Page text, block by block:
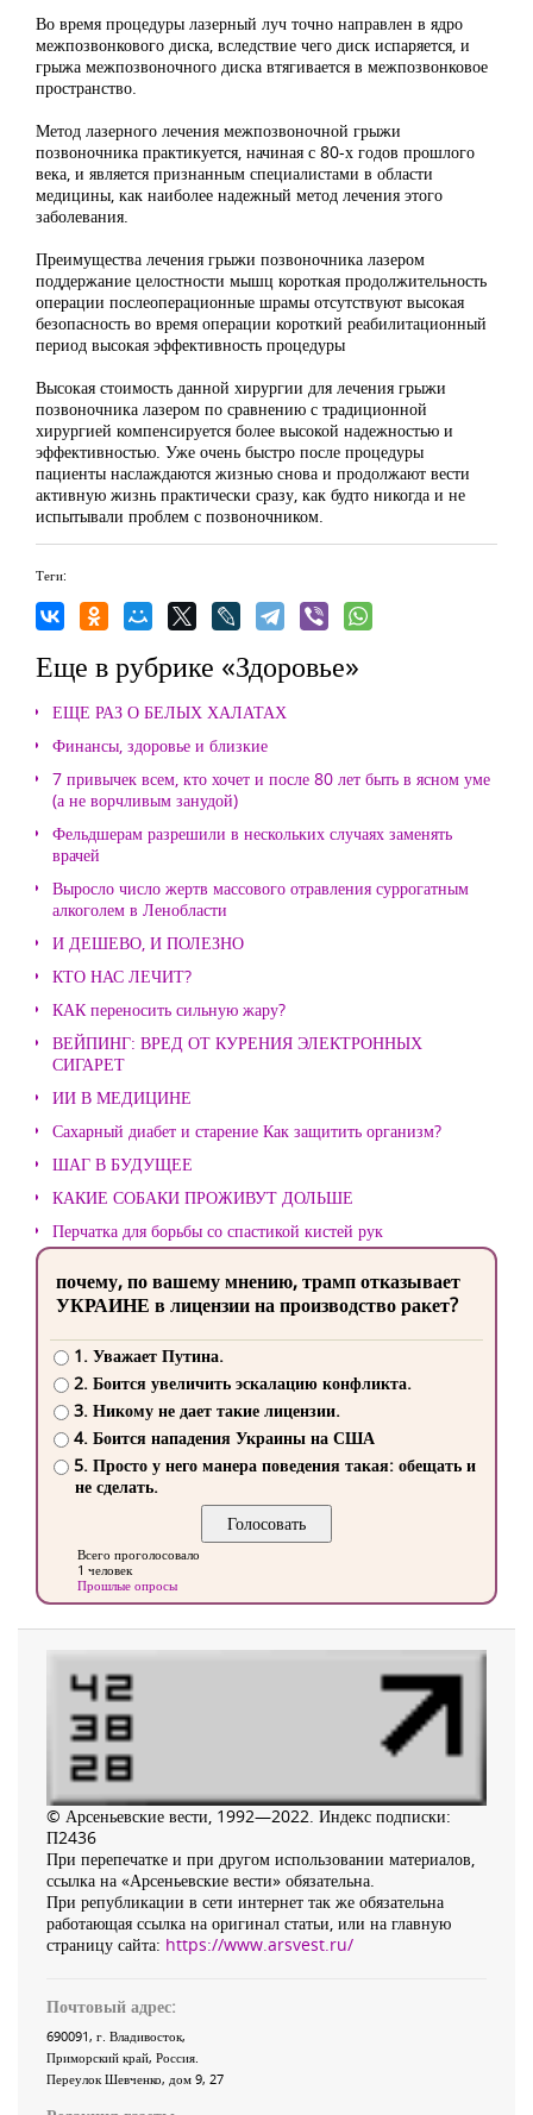
Во время процедуры лазерный луч точно направлен в ядро
межпозвонкового диска, вследствие чего диск испаряется, и
грыжа межпозвоночного диска втягивается в межпозвонковое
пространство.
Метод лазерного лечения межпозвоночной грыжи
позвоночника практикуется, начиная с 80-х годов прошлого
века, и является признанным специалистами в области
медицины, как наиболее надежный метод лечения этого
заболевания.
Преимущества лечения грыжи позвоночника лазером
поддержание целостности мышц короткая продолжительность
операции послеоперационные шрамы отсутствуют высокая
безопасность во время операции короткий реабилитационный
период высокая эффективность процедуры
Высокая стоимость данной хирургии для лечения грыжи
позвоночника лазером по сравнению с традиционной
хирургией компенсируется более высокой надежностью и
эффективностью. Уже очень быстро после процедуры
пациенты наслаждаются жизнью снова и продолжают вести
активную жизнь практически сразу, как будто никогда и не
испытывали проблем с позвоночником.
Теги:
Еще в рубрике «Здоровье»
ЕЩЕ РАЗ О БЕЛЫХ ХАЛАТАХ
Финансы, здоровье и близкие
7 привычек всем, кто хочет и после 80 лет быть в ясном уме
(а не ворчливым занудой)
Фельдшерам разрешили в нескольких случаях заменять
врачей
Выросло число жертв массового отравления суррогатным
алкоголем в Ленобласти
И ДЕШЕВО, И ПОЛЕЗНО
КТО НАС ЛЕЧИТ?
КАК переносить сильную жару?
ВЕЙПИНГ: ВРЕД ОТ КУРЕНИЯ ЭЛЕКТРОННЫХ
СИГАРЕТ
ИИ В МЕДИЦИНЕ
Сахарный диабет и старение Как защитить организм?
ШАГ В БУДУЩЕЕ
КАКИЕ СОБАКИ ПРОЖИВУТ ДОЛЬШЕ
Перчатка для борьбы со спастикой кистей рук
почему, по вашему мнению, трамп отказывает
УКРАИНЕ в лицензии на производство ракет?
1. Уважает Путина.
2. Боится увеличить эскалацию конфликта.
3. Никому не дает такие лицензии.
4. Боится нападения Украины на США
5. Просто у него манера поведения такая: обещать и
не сделать.
Всего проголосовало
1 человек
Прошлые опросы
© Арсеньевские вести, 1992—2022. Индекс подписки:
П2436
При перепечатке и при другом использовании материалов,
ссылка на «Арсеньевские вести» обязательна.
При републикации в сети интернет так же обязательна
работающая ссылка на оригинал статьи, или на главную
страницу сайта: https://www.arsvest.ru/
Почтовый адрес:
690091, г. Владивосток,
Приморский край, Россия
Переулок Шевченко, дом 9, 27